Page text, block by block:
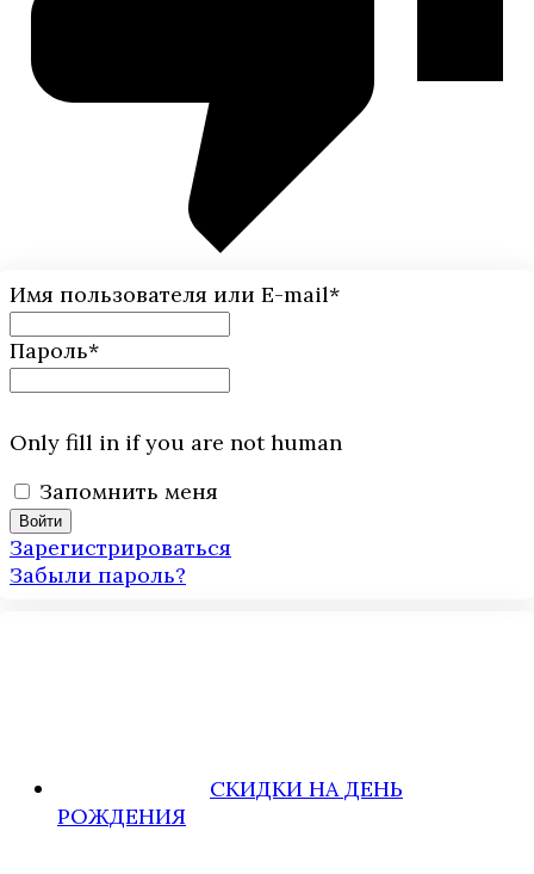
Имя пользователя или E-mail*
Пароль*
Only fill in if you are not human
Запомнить меня
Зарегистрироваться
Забыли пароль?
СКИДКИ НА ДЕНЬ
РОЖДЕНИЯ